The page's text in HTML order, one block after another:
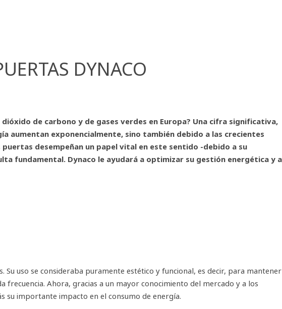
DYNACO
de carbono y de gases verdes en Europa? Una cifra significativa,
aumentan exponencialmente, sino también debido a las crecientes
desempeñan un papel vital en este sentido -debido a su
fundamental. Dynaco le ayudará a optimizar su gestión energética y a
uso se consideraba puramente estético y funcional, es decir, para mantener
frecuencia. Ahora, gracias a un mayor conocimiento del mercado y a los
su importante impacto en el consumo de energía.